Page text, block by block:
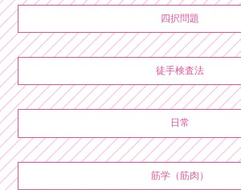
四択問題
徒手検査法
日常
筋学（筋肉）